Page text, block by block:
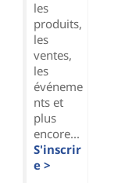
les
produits,
les
ventes,
les
événeme
nts et
plus
encore...
S'inscrir
e >